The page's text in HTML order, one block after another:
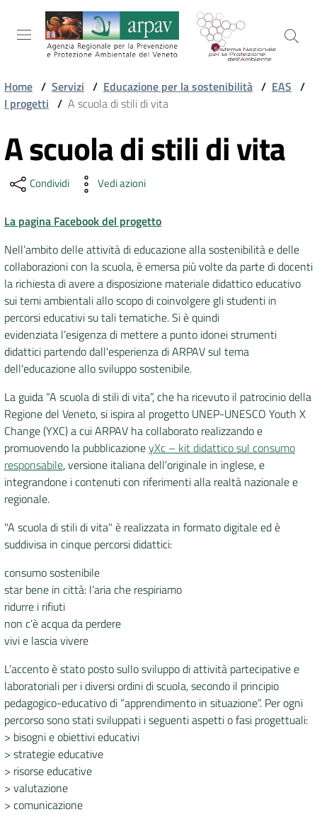
Salta al contenuto
Salta alla navigazione
Salta al footer
ARPAV
AMBIENTALI
SERVIZI
DATI
AMBIENTALI
Seguici
su
Home / Servizi / Educazione per la sostenibilità / EAS /
I progetti / A scuola di stili di vita
Vai al contenuto
A scuola di stili di vita
Condividi Vedi azioni
La pagina Facebook del progetto
Nell’ambito delle attività di educazione alla sostenibilità e delle
collaborazioni con la scuola, è emersa più volte da parte di docenti
la richiesta di avere a disposizione materiale didattico educativo
sui temi ambientali allo scopo di coinvolgere gli studenti in
percorsi educativi su tali tematiche. Si è quindi
evidenziata l’esigenza di mettere a punto idonei strumenti
didattici partendo dall'esperienza di ARPAV sul tema
dell'educazione allo sviluppo sostenibile.
La guida “A scuola di stili di vita”, che ha ricevuto il patrocinio della
Regione del Veneto, si ispira al progetto UNEP-UNESCO Youth X
Change (YXC) a cui ARPAV ha collaborato realizzando e
promuovendo la pubblicazioneyXc – kit didattico sul consumo
responsabile, versione italiana dell’originale in inglese, e
integrandone i contenuti con riferimenti alla realtà nazionale e
regionale.
"A scuola di stili di vita" è realizzata in formato digitale ed è
suddivisa in cinque percorsi didattici:
consumo sostenibile
star bene in città: l’aria che respiriamo
ridurre i rifiuti
non c’è acqua da perdere
vivi e lascia vivere
L’accento è stato posto sullo sviluppo di attività partecipative e
laboratoriali per i diversi ordini di scuola, secondo il principio
pedagogico-educativo di “apprendimento in situazione”. Per ogni
percorso sono stati sviluppati i seguenti aspetti o fasi progettuali:
> bisogni e obiettivi educativi
> strategie educative
> risorse educative
> valutazione
> comunicazione